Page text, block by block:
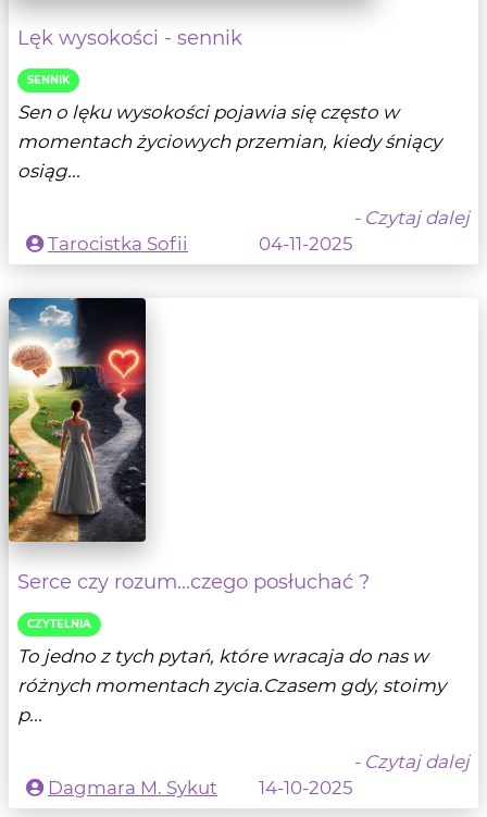
Lęk wysokości - sennik
SENNIK
Sen o lęku wysokości pojawia się często w
momentach życiowych przemian, kiedy śniący
osiąg...
- Czytaj dalej
Tarocistka Sofii
04-11-2025
Serce czy rozum...czego posłuchać ?
CZYTELNIA
To jedno z tych pytań, które wracaja do nas w
różnych momentach zycia.Czasem gdy, stoimy
p...
- Czytaj dalej
Dagmara M. Sykut
14-10-2025